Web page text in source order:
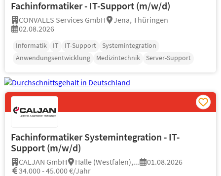
Fachinformatiker - IT-Support (m/w/d)
CONVALES Services GmbH
Jena, Thüringen
02.08.2026
Informatik IT IT-Support
Systemintegration
Anwendungsentwicklung
Medizintechnik Server-Support
Fachinformatiker Systemintegration - IT-
Support (m/w/d)
CALJAN GmbH Halle (Westfalen),...
01.08.2026
34.000 - 45.000 €/Jahr